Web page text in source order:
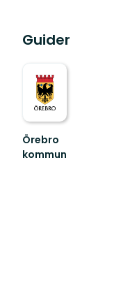
Guider
Örebro
kommun